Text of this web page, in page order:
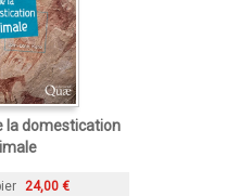
la domestication
24,00 €